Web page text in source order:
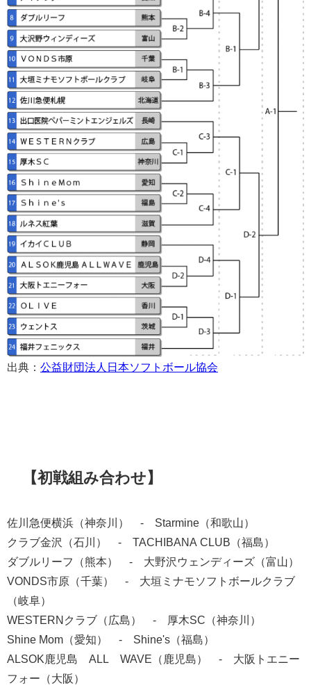
出典： 公益財団法人日本ソフトボール協会
【初戦組み合わせ】
佐川急便横浜（神奈川） - Starmine（和歌山）
クラブ金沢（石川） - TACHIBANA CLUB（福島）
ダブルリーフ（熊本） - 大野沢ウェンディーズ（富山）
VONDS市原（千葉） - 大垣ミナモソフトボールクラブ
（岐阜）
WESTERNクラブ（広島） - 厚木SC（神奈川）
Shine Mom（愛知） - Shine's（福島）
ALSOK鹿児島 ALL WAVE（鹿児島） - 大阪トエニー
フォー（大阪）